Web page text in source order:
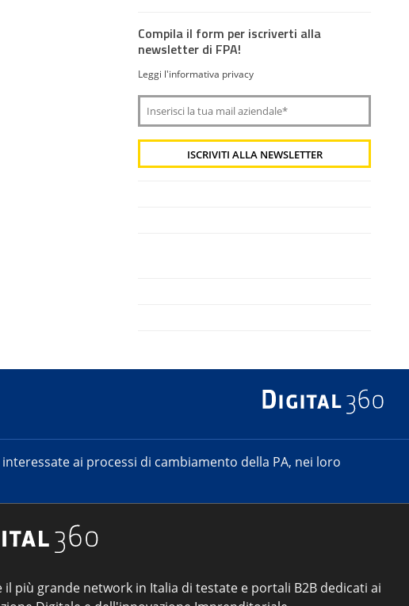
Compila il form per iscriverti alla
newsletter di FPA!
Leggi l'informativa privacy
ai processi di cambiamento della PA, nei loro
il più grande network in Italia di testate e portali B2B dedicati ai